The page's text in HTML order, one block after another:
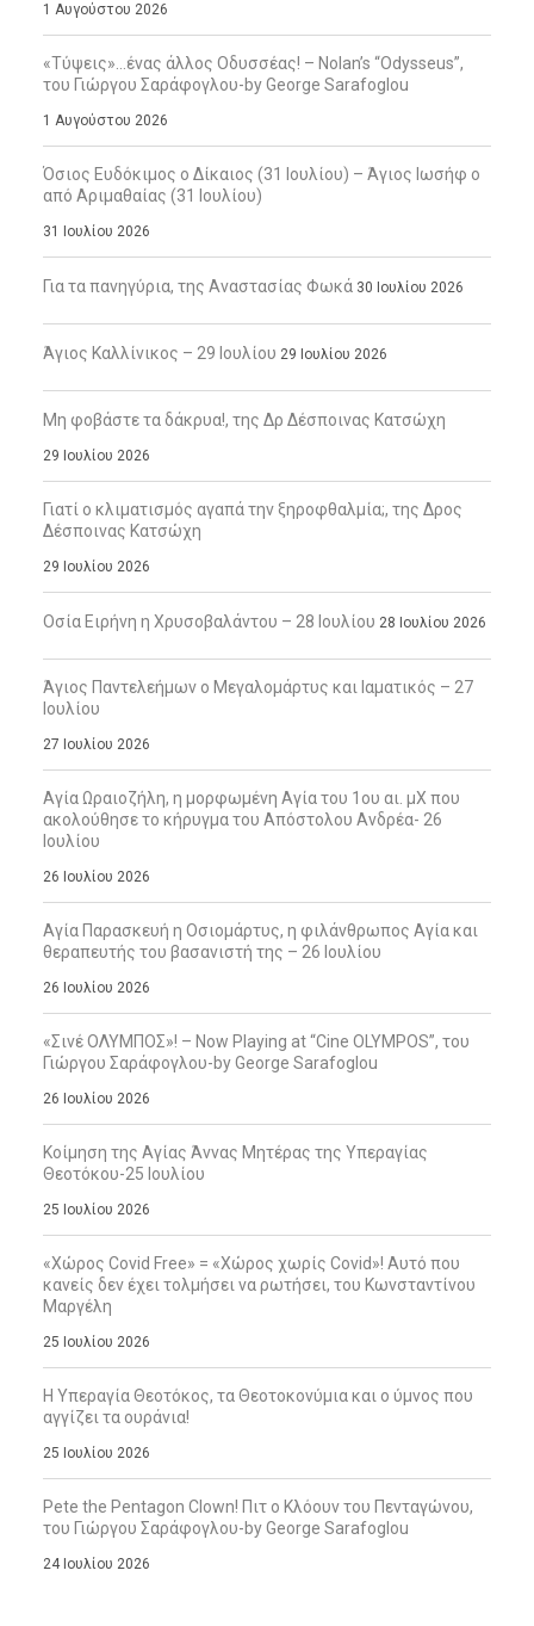
1 Αυγούστου 2026
«Τύψεις»…ένας άλλος Οδυσσέας! – Nolan’s “Odysseus”,
του Γιώργου Σαράφογλου-by George Sarafoglou
1 Αυγούστου 2026
Όσιος Ευδόκιμος ο Δίκαιος (31 Ιουλίου) – Άγιος Ιωσήφ ο
από Αριμαθαίας (31 Ιουλίου)
31 Ιουλίου 2026
Για τα πανηγύρια, της Αναστασίας Φωκά 30 Ιουλίου 2026
Άγιος Καλλίνικος – 29 Ιουλίου 29 Ιουλίου 2026
Μη φοβάστε τα δάκρυα!, της Δρ Δέσποινας Κατσώχη
29 Ιουλίου 2026
Γιατί ο κλιματισμός αγαπά την ξηροφθαλμία;, της Δρος
Δέσποινας Κατσώχη
29 Ιουλίου 2026
Οσία Ειρήνη η Χρυσοβαλάντου – 28 Ιουλίου 28 Ιουλίου 2026
Άγιος Παντελεήμων ο Μεγαλομάρτυς και Ιαματικός – 27
Ιουλίου
27 Ιουλίου 2026
Αγία Ωραιοζήλη, η μορφωμένη Αγία του 1ου αι. μΧ που
ακολούθησε το κήρυγμα του Απόστολου Ανδρέα- 26
Ιουλίου
26 Ιουλίου 2026
Αγία Παρασκευή η Οσιομάρτυς, η φιλάνθρωπος Αγία και
θεραπευτής του βασανιστή της – 26 Ιουλίου
26 Ιουλίου 2026
«Σινέ ΟΛΥΜΠΟΣ»! – Now Playing at “Cine OLYMPOS”, του
Γιώργου Σαράφογλου-by George Sarafoglou
26 Ιουλίου 2026
Κοίμηση της Αγίας Άννας Μητέρας της Υπεραγίας
Θεοτόκου-25 Ιουλίου
25 Ιουλίου 2026
«Χώρος Covid Free» = «Χώρος χωρίς Covid»! Αυτό που
κανείς δεν έχει τολμήσει να ρωτήσει, του Κωνσταντίνου
Μαργέλη
25 Ιουλίου 2026
Η Υπεραγία Θεοτόκος, τα Θεοτοκονύμια και ο ύμνος που
αγγίζει τα ουράνια!
25 Ιουλίου 2026
Pete the Pentagon Clown! Πιτ ο Κλόουν του Πενταγώνου,
του Γιώργου Σαράφογλου-by George Sarafoglou
24 Ιουλίου 2026